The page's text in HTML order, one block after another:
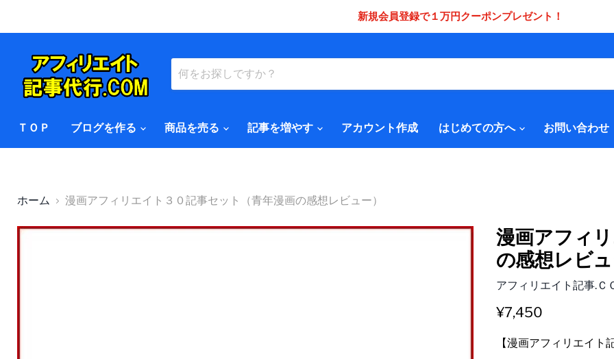
新規会員登録で１万円クーポンプレゼント！
ＴＯＰ ブログを作る 商品を売る 記事を増やす アカウント作成 はじめての方へ お問い合わせ
ホーム 漫画アフィリエイト３０記事セット（青年漫画の感想レビュー）
漫画アフィ
の感想レビュ
アフィリエイト記事.Ｃ
¥7,450
【漫画アフィリエイト